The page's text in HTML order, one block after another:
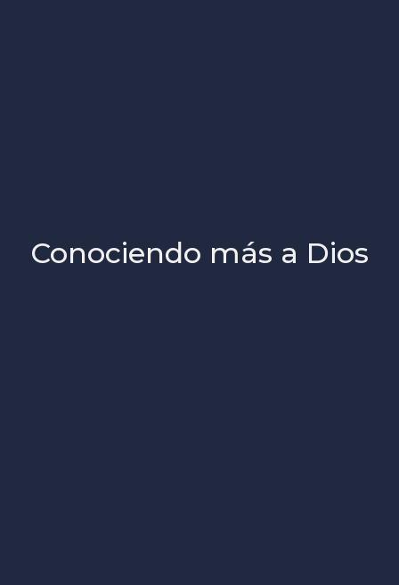
Conociendo más a Dios